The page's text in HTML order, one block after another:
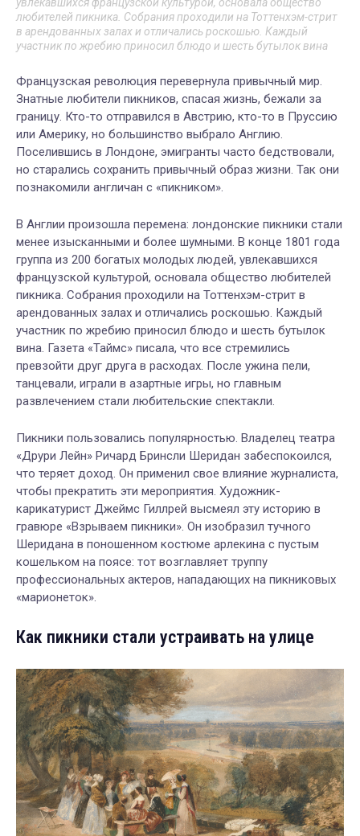
любителей пикника. Собрания проходили на Тоттенхэм-стрит
в арендованных залах и отличались роскошью. Каждый
участник по жребию приносил блюдо и шесть бутылок вина
Французская революция перевернула привычный мир.
Знатные любители пикников, спасая жизнь, бежали за
границу. Кто-то отправился в Австрию, кто-то в Пруссию
или Америку, но большинство выбрало Англию.
Поселившись в Лондоне, эмигранты часто бедствовали,
но старались сохранить привычный образ жизни. Так они
познакомили англичан с «пикником».
В Англии произошла перемена: лондонские пикники стали
менее изысканными и более шумными. В конце 1801 года
группа из 200 богатых молодых людей, увлекавшихся
французской культурой, основала общество любителей
пикника. Собрания проходили на Тоттенхэм-стрит в
арендованных залах и отличались роскошью. Каждый
участник по жребию приносил блюдо и шесть бутылок
вина. Газета «Таймс» писала, что все стремились
превзойти друг друга в расходах. После ужина пели,
танцевали, играли в азартные игры, но главным
развлечением стали любительские спектакли.
Пикники пользовались популярностью. Владелец театра
«Друри Лейн» Ричард Бринсли Шеридан забеспокоился,
что теряет доход. Он применил свое влияние журналиста,
чтобы прекратить эти мероприятия. Художник-
карикатурист Джеймс Гиллрей высмеял эту историю в
гравюре «Взрываем пикники». Он изобразил тучного
Шеридана в поношенном костюме арлекина с пустым
кошельком на поясе: тот возглавляет труппу
профессиональных актеров, нападающих на пикниковых
«марионеток».
Как пикники стали устраивать на улице